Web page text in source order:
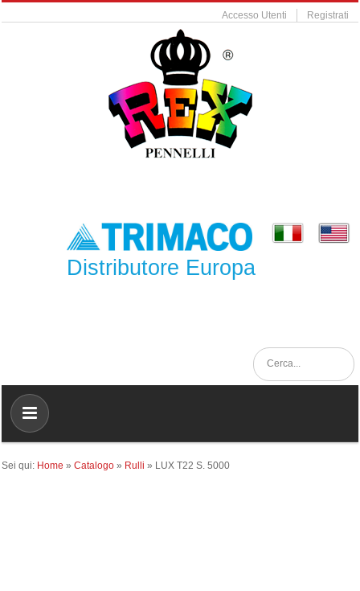
Accesso Utenti Registrati
Distributore Europa
Sei qui: Home » Catalogo » Rulli » LUX T22 S. 5000